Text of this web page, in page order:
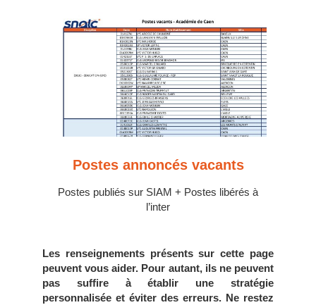
Postes annoncés vacants
Postes publiés sur SIAM + Postes libérés à
l’inter
Les renseignements présents sur cette page
peuvent vous aider. Pour autant, ils ne peuvent
pas suffire à établir une stratégie
personnalisée et éviter des erreurs. Ne restez